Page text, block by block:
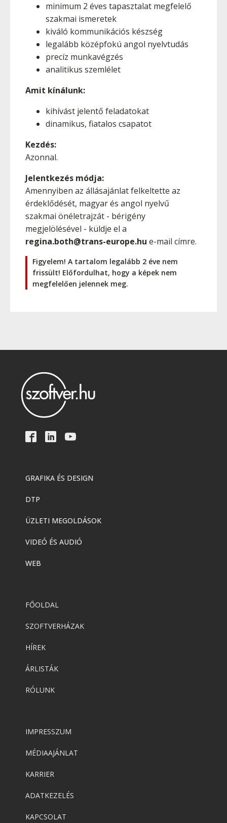
minimum 2 éves tapasztalat megfelelő
szakmai ismeretek
kiváló kommunikációs készség
legalább középfokú angol nyelvtudás
precíz munkavégzés
analitikus szemlélet
Amit kínálunk:
kihívást jelentő feladatokat
dinamikus, fiatalos csapatot
Kezdés:
Azonnal.
Jelentkezés módja:
Amennyiben az állásajánlat felkeltette az
érdeklődését, magyar és angol nyelvű
szakmai önéletrajzát - bérigény
megjelölésével - küldje el a
regina.both@trans-europe.hu e-mail címre.
Figyelem! A tartalom legalább 2 éve nem
frissült! Előfordulhat, hogy a képek nem
megfelelően jelennek meg.
GRAFIKA ÉS DESIGN
DTP
ÜZLETI MEGOLDÁSOK
VIDEÓ ÉS AUDIÓ
WEB
FŐOLDAL
SZOFTVERHÁZAK
HÍREK
ÁRLISTÁK
RÓLUNK
IMPRESSZUM
MÉDIAAJÁNLAT
KARRIER
ADATKEZELÉS
KAPCSOLAT